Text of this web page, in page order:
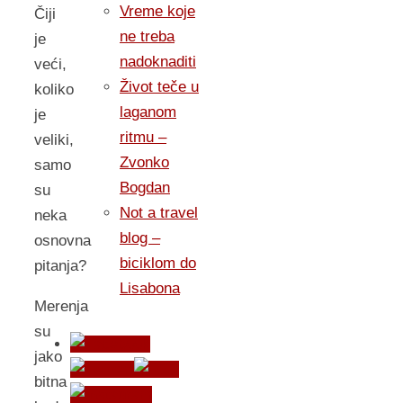
Čiji
je
veći,
koliko
je
veliki,
samo
su
neka
osnovna
pitanja?
Merenja
su
jako
bitna
Vreme koje
ne treba
nadoknaditi
Život teče u
laganom
ritmu –
Zvonko
Bogdan
Not a travel
blog –
biciklom do
Lisabona